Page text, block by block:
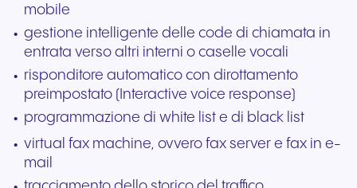
mobile
gestione intelligente delle code di chiamata in
entrata verso altri interni o caselle vocali
risponditore automatico con dirottamento
preimpostato (Interactive voice response)
programmazione di white list e di black list
virtual fax machine, ovvero fax server e fax in e-
mail